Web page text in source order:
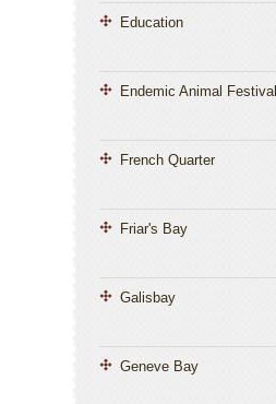
Education
Endemic Animal Festival
French Quarter
Friar's Bay
Galisbay
Geneve Bay